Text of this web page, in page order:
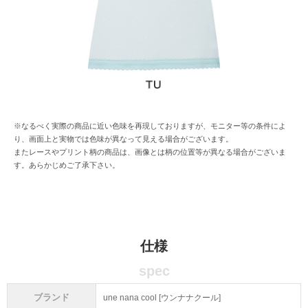
※なるべく実際の商品に近い色味を再現しておりますが、モニター等の条件によ
り、画面上と実物では色味が異なって見える場合がございます。
またレースやプリント柄の商品は、画像とは柄の位置等が異なる場合がございま
す。あらかじめご了承下さい。
仕様
spec
ブランド une nana cool [ウンナナクール]